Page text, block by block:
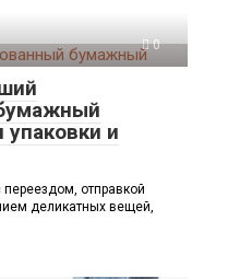
0
и
отправкой
деликатных вещей,